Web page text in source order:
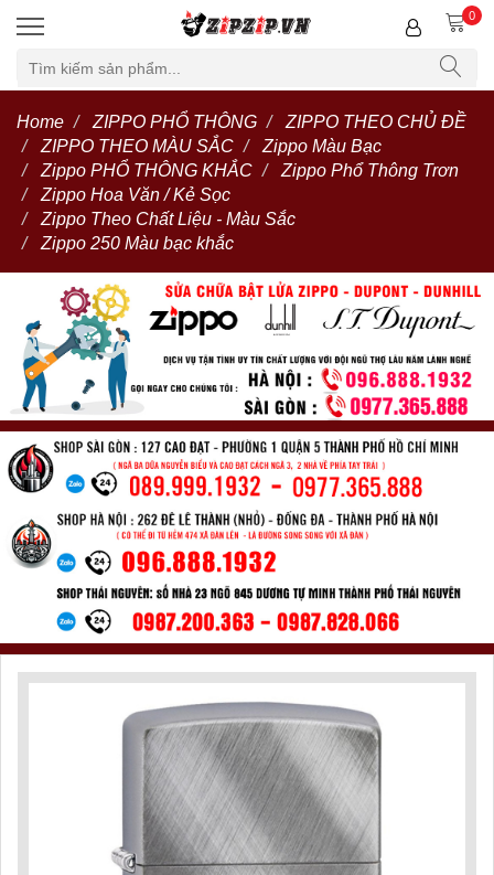
0
Home ZIPPO PHỔ THÔNG
ZIPPO THEO CHỦ ĐỀ
ZIPPO THEO MÀU SẮC
Zippo Màu Bạc
Zippo PHỔ THÔNG KHẮC
Zippo Phổ Thông Trơn
Zippo Hoa Văn / Kẻ Sọc
Zippo Theo Chất Liệu - Màu Sắc
Zippo 250 Màu bạc khắc